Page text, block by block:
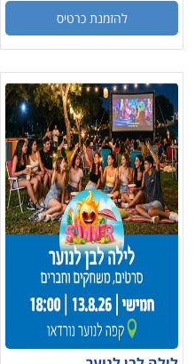
להזמנת כרטיס